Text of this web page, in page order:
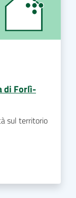
di Forlì-
sul territorio